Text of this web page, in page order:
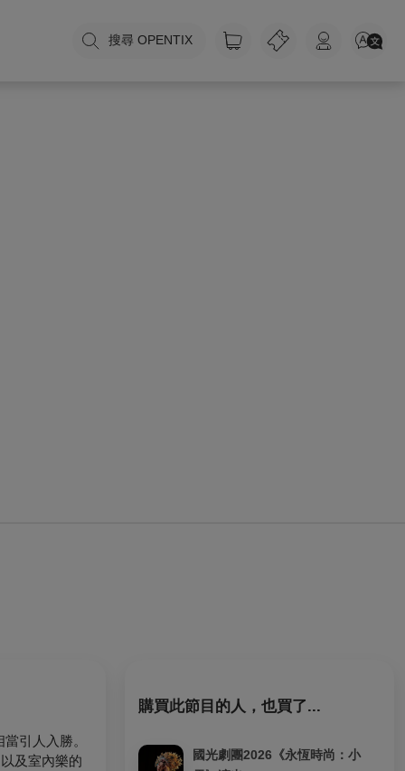
搜尋 OPENTIX
引人入勝。
及室內樂的
購買此節目的人，也買了...
國光劇團2026《永恆時尚：小